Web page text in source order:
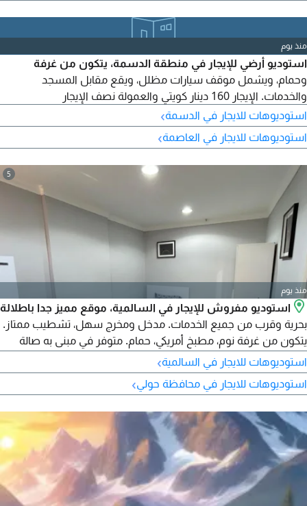
منذ يوم
استوديو أرضي للإيجار في منطقة الدسمة، يتكون من غرفة
وحمام، ويشمل موقف سيارات مظلل، ويقع مقابل المسجد
والخدمات. الإيجار 160 دينار كويتي والعمولة نصف الإيجار
استوديوهات للايجار في الدسمة›
استوديوهات للايجار في العاصمة›
5
منذ يوم
استوديو مفروش للإيجار في السالمية، موقع مميز جدا باطلالة
بحرية وقرب من جميع الخدمات. مدخل ومخرج سهل، تشطيب ممتاز.
يتكون من غرفة نوم، مطبخ أمريكي، حمام. متوفر في مبنى به صالة
رياضية، لوبي استقبال راقي، أمن وكاميرات مراقبة، انترنت، خدمة
تنظيف مرتين أسبوعيا، موقف سيارة مخصص، شامل كهرباء وماء
استوديوهات للايجار في السالمية›
استوديوهات للايجار في محافظة حولي›